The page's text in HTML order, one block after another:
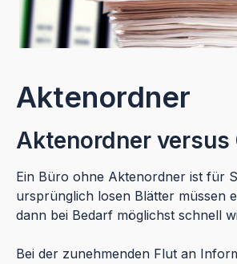
Aktenordner
Aktenordner
Ein Büro ohne Aktenordner ist für
ursprünglich losen Blätter müssen
dann bei Bedarf möglichst schnell
Bei der zunehmenden Flut an